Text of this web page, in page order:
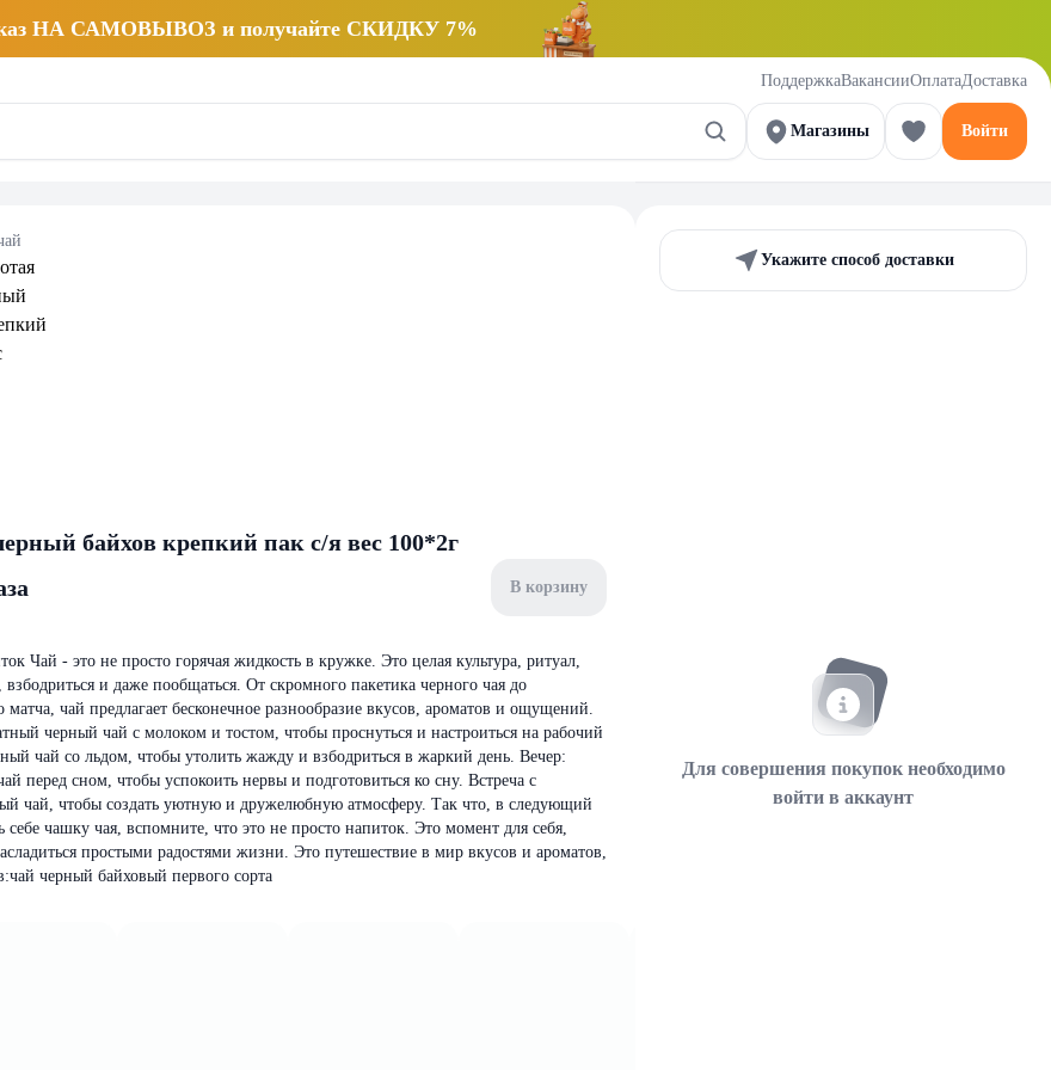
НА САМОВЫВОЗ и получайте СКИДКУ 7%
ПоддержкаВакансииОплатаДоставка
Магазины Войти
байхов крепкий пак с/я вес 100*2г
В корзину
Чай - это не просто горячая жидкость в кружке. Это целая культура, ритуал,
взбодриться и даже пообщаться. От скромного пакетика черного чая до
чай предлагает бесконечное разнообразие вкусов, ароматов и ощущений.
черный чай с молоком и тостом, чтобы проснуться и настроиться на рабочий
чай со льдом, чтобы утолить жажду и взбодриться в жаркий день. Вечер:
перед сном, чтобы успокоить нервы и подготовиться ко сну. Встреча с
чай, чтобы создать уютную и дружелюбную атмосферу. Так что, в следующий
себе чашку чая, вспомните, что это не просто напиток. Это момент для себя,
простыми радостями жизни. Это путешествие в мир вкусов и ароматов,
черный байховый первого сорта
Укажите способ доставки
Для совершения покупок необходимо
войти в аккаунт